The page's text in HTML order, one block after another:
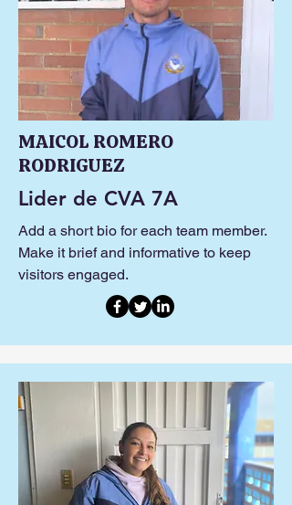
MAICOL ROMERO
RODRIGUEZ
Lider de CVA 7A
Add a short bio for each team member.
Make it brief and informative to keep
visitors engaged.